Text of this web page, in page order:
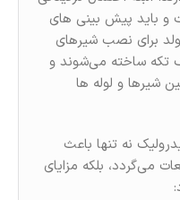
و باید پیش بینی های
برای نصب شیرهای
تکه ساخته می‌شوند و
شیرها و لوله ها
نه تنها باعث
می‌گردد، بلکه مزایای